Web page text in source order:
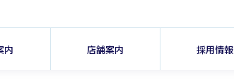
内 店舗案内 採用情報